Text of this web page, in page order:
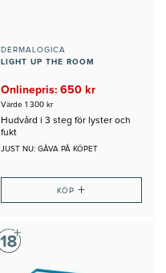
DERMALOGICA
LIGHT UP THE ROOM
Onlinepris: 650 kr
Värde 1 300 kr
Hudvård i 3 steg för lyster och
fukt
JUST NU: GÅVA PÅ KÖPET
KÖP +